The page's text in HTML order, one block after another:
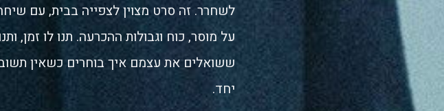
לשחרר. זה סרט מצוין לצפייה בבית, עם
על מוסר, כוח וגבולות ההכרעה. תנו לו
ששואלים את עצמם איך בוחרים כשאין
יחד.